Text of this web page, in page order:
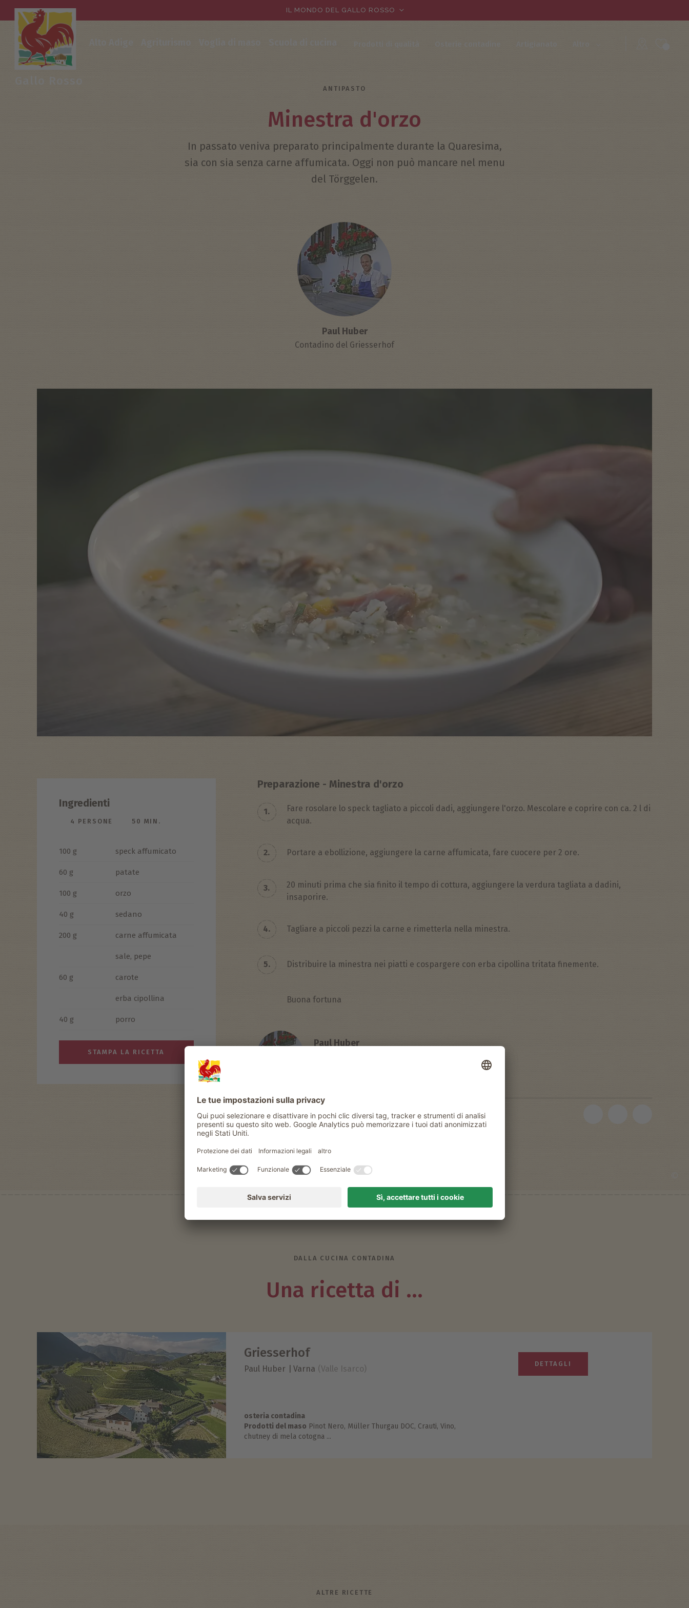
IL MONDO DEL GALLO ROSSO
ANTIPASTO
Minestra d'orzo
In passato veniva preparato principalmente durante la Quaresima,
sia con sia senza carne affumicata. Oggi non può mancare nel menu
del Törggelen.
Paul Huber
Contadino del Griesserhof
Ingredienti
4 PERSONE 50 MIN.
100 g speck affumicato
60 g patate
100 g orzo
40 g sedano
200 g carne affumicata
sale, pepe
60 g carote
erba cipollina
40 g porro
STAMPA LA RICETTA
Preparazione - Minestra d'orzo
1.
Fare rosolare lo speck tagliato a piccoli dadi, aggiungere l'orzo. Mescolare e coprire con ca. 2 l di
acqua.
2. Portare a ebollizione, aggiungere la carne affumicata, fare cuocere per 2 ore.
3.
20 minuti prima che sia finito il tempo di cottura, aggiungere la verdura tagliata a dadini,
insaporire.
4. Tagliare a piccoli pezzi la carne e rimetterla nella minestra.
5. Distribuire la minestra nei piatti e cospargere con erba cipollina tritata finemente.
Buona fortuna
Paul Huber
Condividere con amici
DALLA CUCINA CONTADINA
Una ricetta di ...
Griesserhof
Paul Huber Varna (Valle Isarco)
osteria contadina
Prodotti del maso Pinot Nero, Müller Thurgau DOC, Crauti, Vino,
chutney di mela cotogna ...
DETTAGLI
ALTRE RICETTE